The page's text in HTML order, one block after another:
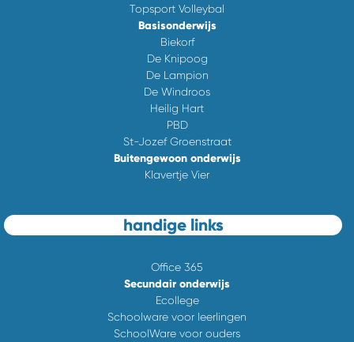
Topsport Volleybal
Basisonderwijs
Biekorf
De Knipoog
De Lampion
De Windroos
Heilig Hart
PBD
St-Jozef Groenstraat
Buitengewoon onderwijs
Klavertje Vier
handige links
Office 365
Secundair onderwijs
Ecollege
Schoolware voor leerlingen
SchoolWare voor ouders